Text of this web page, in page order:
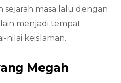
masa lalu dengan
menjadi tempat
nilai keislaman.
Megah